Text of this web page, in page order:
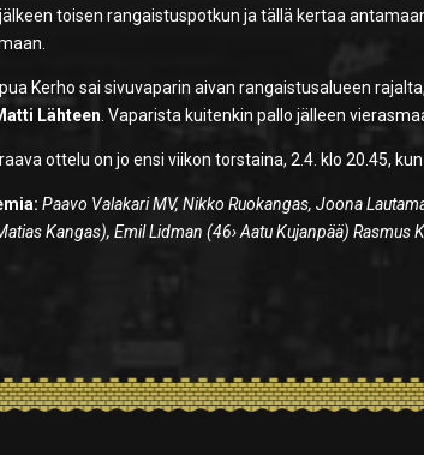
toisen rangaistuspotkun ja tällä kertaa
Kerho sai sivuvaparin aivan rangaistusalueen
Lähteen. Vaparista kuitenkin pallo jälleen
ottelu on jo ensi viikon torstaina, 2.4. klo 20.45,
Paavo Valakari MV, Nikko Ruokangas, Joona
Kangas), Emil Lidman (46› Aatu Kujanpää)